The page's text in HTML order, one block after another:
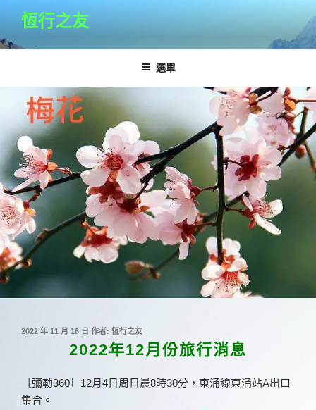
主
恆行之友
選單
發
2022 年 11 月 16 日 作者: 恆行之友
2022年12月份旅行消息
［彌勒360］12月4日周日晨8時30分，東涌線東涌站A出口
集合。